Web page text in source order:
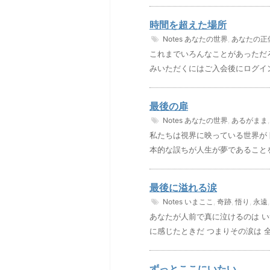
時間を超えた場所
Notes あなたの世界, あなたの正
これまでいろんなことがあった
みいただくにはご入会後にログ
最後の扉
Notes あなたの世界, あるがまま
私たちは視界に映っている世界
本的な誤ちが人生が夢であるこ
最後に溢れる涙
Notes いまここ , 奇跡,悟り , 永遠
あなたが人前で真に泣けるのは
に感じたときだ つまりその涙は